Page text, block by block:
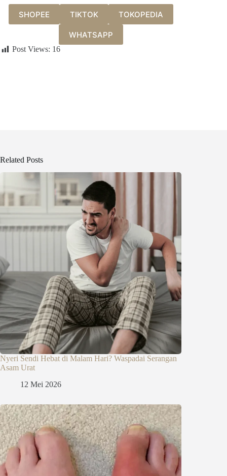
SHOPEE TIKTOK TOKOPEDIA
WHATSAPP
Post Views: 16
Related Posts
Nyeri Sendi Hebat di Malam Hari? Waspadai Serangan
Asam Urat
12 Mei 2026